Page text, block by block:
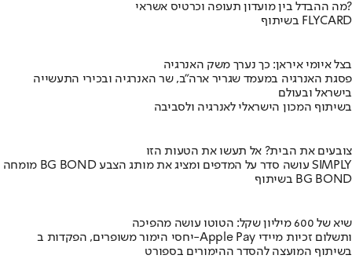
מה ההבדל בין מועדון תעופה וכרטיס אשראי?
בשיתוף FLYCARD
בצל איומי איראן: כך נערך משק האנרגיה
פסגת האנרגיה במעמד שגריר ארה"ב, שר האנרגיה ובכירי התעשייה
בישראל ובעולם
בשיתוף המכון הישראלי לאנרגיה ולסביבה
צובעים את הבית? אל תעשו את הטעות הזו
מומחה BG BOND עושה סדר על המדפים ומציג את מותג הצבע SIMPLY
בשיתוף BG BOND
שיא של 600 מיליון שקל: הטוטו עושה מהפיכה
יחסי הימור משופרים, הפקדות ב-Apple Pay ותשלום זכיות מיידי
בשיתוף המועצה להסדר ההימורים בספורט